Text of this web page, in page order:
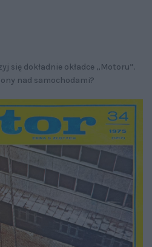
się dokładnie okładce „Motoru”.
nad samochodami?